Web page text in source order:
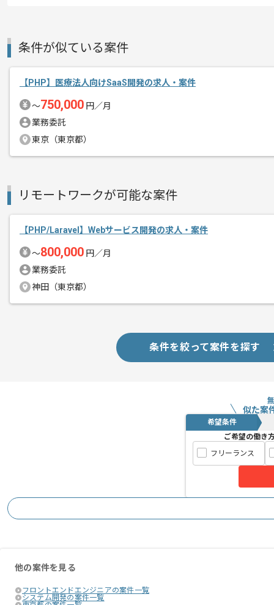
メント
今回はWebサイト制作会社向けカード
条件が似ている案件
【PHP】医療法人向けSaaS開発の求人・案件
〜750,000 円／月
業務委託
東京（東京都）
リモートワークが可能な案件
【PHP/Laravel】Webサービス開発の求人・案件
〜800,000 円／月
業務委託
神田（東京都）
条件を絞って案件を探す
似た案
希望条件
ご希望の働き
フリーランス
他の案件を見る
フロントエンドエンジニアの案件一覧
システム開発の案件一覧